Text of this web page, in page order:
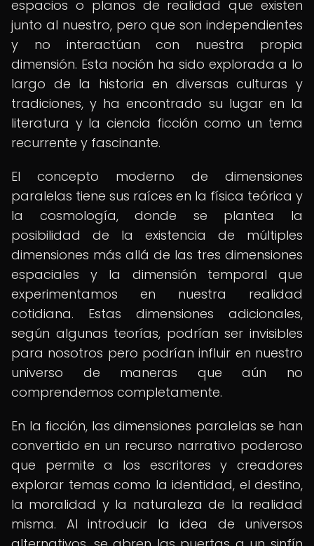
espacios o planos de realidad que existen
junto al nuestro, pero que son independientes
y no interactúan con nuestra propia
dimensión. Esta noción ha sido explorada a lo
largo de la historia en diversas culturas y
tradiciones, y ha encontrado su lugar en la
literatura y la ciencia ficción como un tema
recurrente y fascinante.
El concepto moderno de dimensiones
paralelas tiene sus raíces en la física teórica y
la cosmología, donde se plantea la
posibilidad de la existencia de múltiples
dimensiones más allá de las tres dimensiones
espaciales y la dimensión temporal que
experimentamos en nuestra realidad
cotidiana. Estas dimensiones adicionales,
según algunas teorías, podrían ser invisibles
para nosotros pero podrían influir en nuestro
universo de maneras que aún no
comprendemos completamente.
En la ficción, las dimensiones paralelas se han
convertido en un recurso narrativo poderoso
que permite a los escritores y creadores
explorar temas como la identidad, el destino,
la moralidad y la naturaleza de la realidad
misma. Al introducir la idea de universos